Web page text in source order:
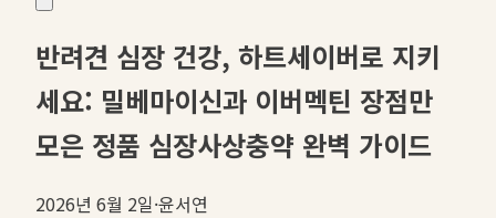
반려견 심장 건강, 하트세이버로 지키
세요: 밀베마이신과 이버멕틴 장점만
모은 정품 심장사상충약 완벽 가이드
2026년 6월 2일·윤서연